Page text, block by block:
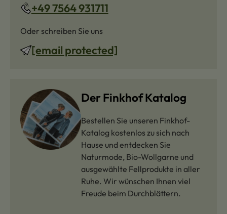
+49 7564 931711
Oder schreiben Sie uns
[email protected]
Der Finkhof Katalog
Bestellen Sie unseren Finkhof-
Katalog kostenlos zu sich nach
Hause und entdecken Sie
Naturmode, Bio-Wollgarne und
ausgewählte Fellprodukte in aller
Ruhe. Wir wünschen Ihnen viel
Freude beim Durchblättern.